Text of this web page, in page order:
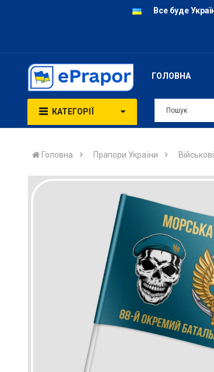
Все буде Україна !
ГОЛОВНА
КАТЕГОРІЇ
Головна Прапори України Військові